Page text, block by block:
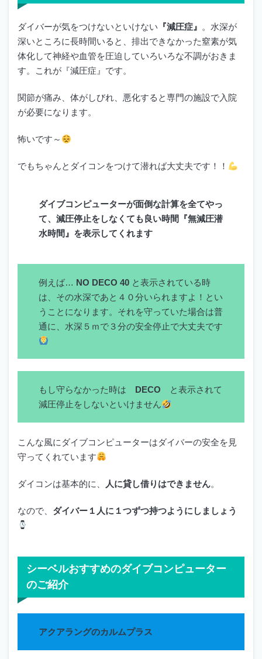
ダイバーが気をつけないといけない 『減圧症』 。水深が
深いところに長時間いると、排出できなかった窒素が気
体化して神経や血管を圧迫していろいろな不調がおきま
す。これが『減圧症』です。
関節が痛み、体がしびれ、悪化すると専門の施設で入院
が必要になります。
怖いです～
でもちゃんとダイコンをつけて潜れば大丈夫です！！
ダイブコンピューターが面倒な計算を全てやっ
て、減圧停止をしなくても良い時間『無減圧潜
水時間』を表示してくれます
例えば… NO DECO 40と表示されている時
は、その水深であと４０分いられますよ！とい
うことになります。それを守っていた場合は普
通に、水深５ｍで３分の安全停止で大丈夫です
もし守らなかった時は DECO と表示されて
減圧停止をしないといけません
こんな風にダイブコンピューターはダイバーの安全を見
守ってくれています
ダイコンは基本的に、 人に貸し借りはできません。
なので、 ダイバー１人に１つずつ持つようにしましょう
シーベルおすすめのダイブコンピューター
のご紹介
アクアラングのカルムプラス